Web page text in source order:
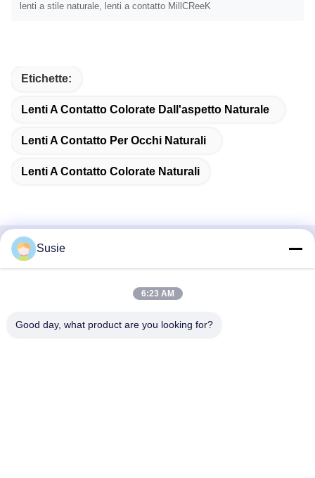
lenti a stile naturale, lenti a contatto MillCReeK
Etichette:
Lenti A Contatto Colorate Dall'aspetto Naturale
Lenti A Contatto Per Occhi Naturali
Lenti A Contatto Colorate Naturali
Contatto rapido
Prima Strada Zhongyi, Distretto di Yuhua, Changsha,
Susie
6:23 AM
Good day, what product are you looking for?